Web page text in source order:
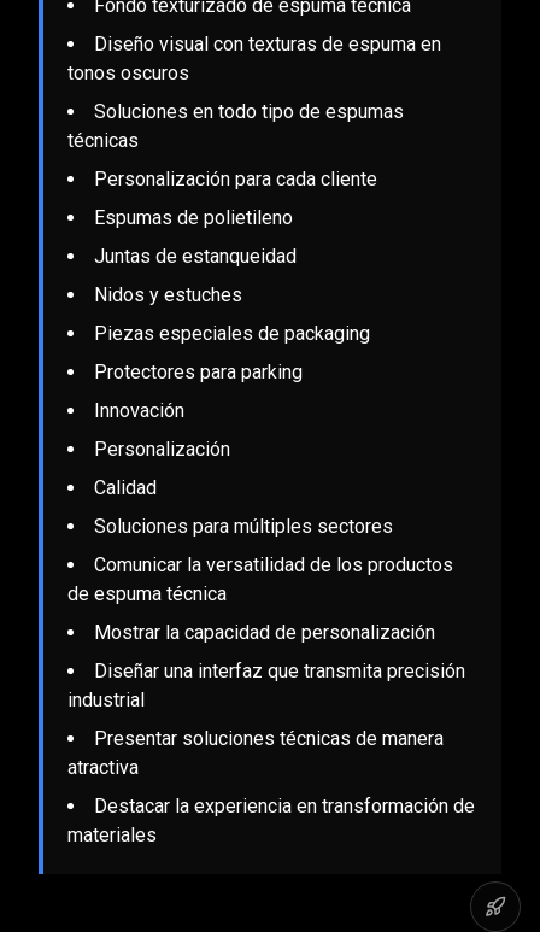
Fondo texturizado de espuma técnica
Diseño visual con texturas de espuma en
tonos oscuros
Soluciones en todo tipo de espumas
técnicas
Personalización para cada cliente
Espumas de polietileno
Juntas de estanqueidad
Nidos y estuches
Piezas especiales de packaging
Protectores para parking
Innovación
Personalización
Calidad
Soluciones para múltiples sectores
Comunicar la versatilidad de los productos
de espuma técnica
Mostrar la capacidad de personalización
Diseñar una interfaz que transmita precisión
industrial
Presentar soluciones técnicas de manera
atractiva
Destacar la experiencia en transformación de
materiales